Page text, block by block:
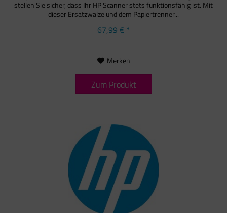
stellen Sie sicher, dass Ihr HP Scanner stets funktionsfähig ist. Mit
dieser Ersatzwalze und dem Papiertrenner...
67,99 € *
Merken
Zum Produkt